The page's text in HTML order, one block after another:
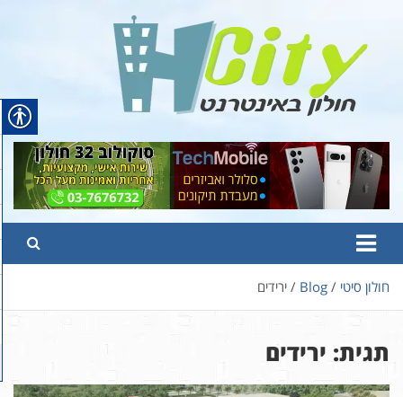
content
Hcity – חולון באינטרנט
פורטל החדשות והמידע של חולון
חולון סיטי Blog ירידים
תגית: ירידים